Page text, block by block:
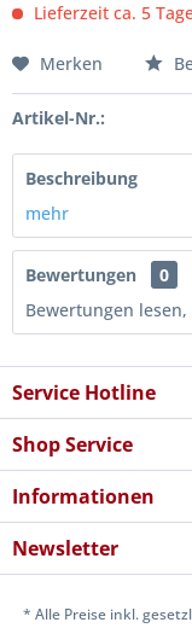
Lieferzeit ca. 5
Merken
Artikel-Nr.:
Beschreibung
mehr
Bewertungen
0
Bewertungen
Service Hotline
Shop Service
Informationen
Newsletter
* Alle Preise inkl.